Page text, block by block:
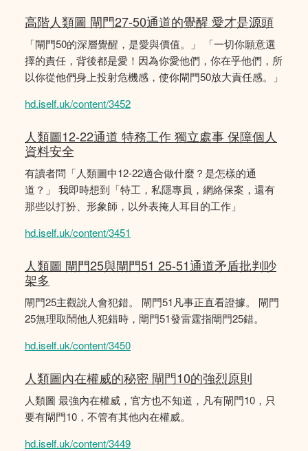
高階人類圖 閘門27-50通道的覺醒 愛才是源頭
「閘門50的深層覺醒，是愛與價值。」 「一切你願意選
擇的責任，背後都是愛！因為你愛他們，你在乎他們，所
以你從他們身上投射危機感，使你閘門50放大責任感。」
hd.iself.uk/content/3452
人類圖12-22通道 特務工作 獨立處事 保障個人
資料安全
有讀者問「人類圖中12-22適合做什麼？是怎樣的通
道？」 我即時想到「特工，私隱專員，網絡保案，還有
那些以打扮、形象師，以外表掩人耳目的工作」
hd.iself.uk/content/3451
人類圖 閘門25與閘門51 25-51通道矛盾批判吵
架多
閘門25主觀說人會犯錯。 閘門51凡事正直看證據。 閘門
25無理取鬧他人犯錯時，閘門51發雷霆指閘門25錯。
hd.iself.uk/content/3450
人類圖內在權威的秘密 閘門10的強烈原則
人類圖 最強內在權威，官方也不知道，凡有閘門10，只
要有閘門10，不管有其他內在權威。
hd.iself.uk/content/3449